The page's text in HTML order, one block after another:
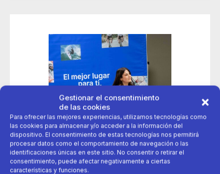
Gestionar el consentimiento
de las cookies
Para ofrecer las mejores experiencias, utilizamos tecnologías como
las cookies para almacenar y/o acceder a la información del
dispositivo. El consentimiento de estas tecnologías nos permitirá
procesar datos como el comportamiento de navegación o las
identificaciones únicas en este sitio. No consentir o retirar el
consentimiento, puede afectar negativamente a ciertas
características y funciones.